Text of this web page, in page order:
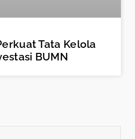
Tata Kelola
BUMN